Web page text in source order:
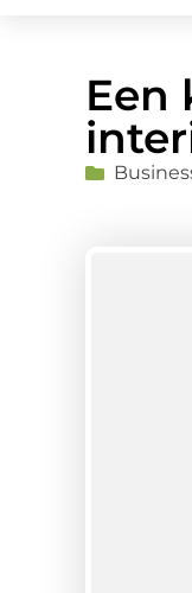
Een